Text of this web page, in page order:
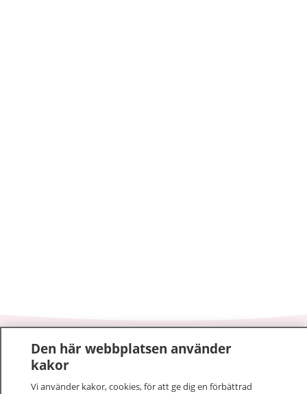
1177–tryggt om din hälsa och vård
På 1177.se får du råd om hälsa och information om
Den här webbplatsen använder
kakor
Vi använder kakor, cookies, för att ge dig en förbättrad